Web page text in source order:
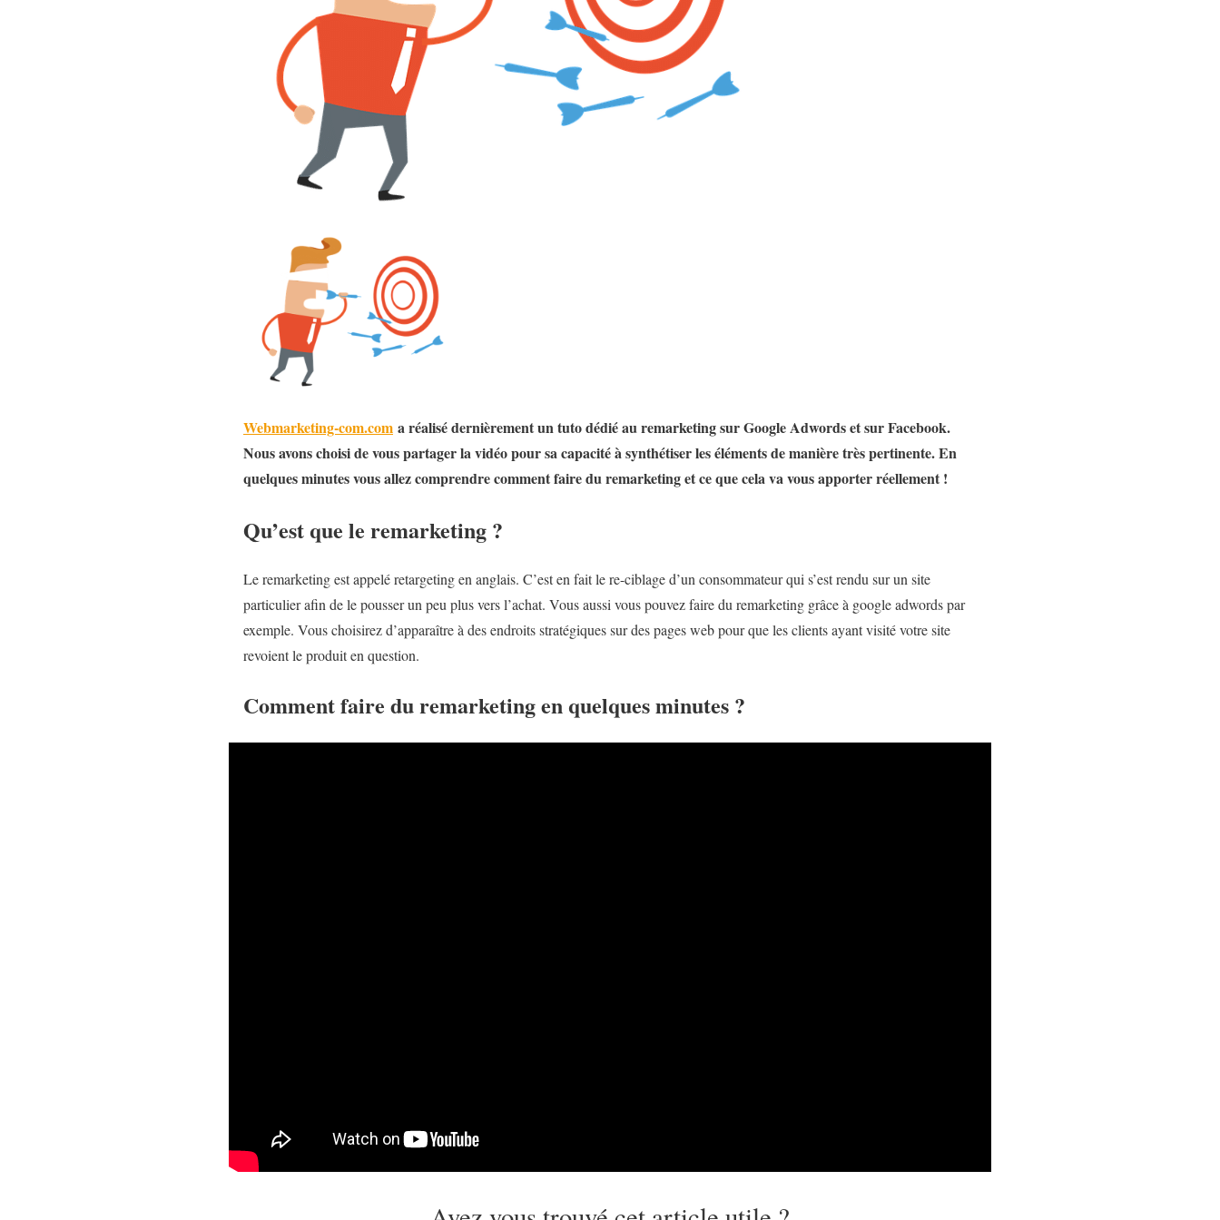
Webmarketing-com.com a réalisé dernièrement un tuto dédié au remarketing sur Google Adwords et sur Facebook.
Nous avons choisi de vous partager la vidéo pour sa capacité à synthétiser les éléments de manière très pertinente. En
quelques minutes vous allez comprendre comment faire du remarketing et ce que cela va vous apporter réellement !
Qu’est que le remarketing ?
Le remarketing est appelé retargeting en anglais. C’est en fait le re-ciblage d’un consommateur qui s’est rendu sur un site
particulier afin de le pousser un peu plus vers l’achat. Vous aussi vous pouvez faire du remarketing grâce à google adwords par
exemple. Vous choisirez d’apparaître à des endroits stratégiques sur des pages web pour que les clients ayant visité votre site
revoient le produit en question.
Comment faire du remarketing en quelques minutes ?